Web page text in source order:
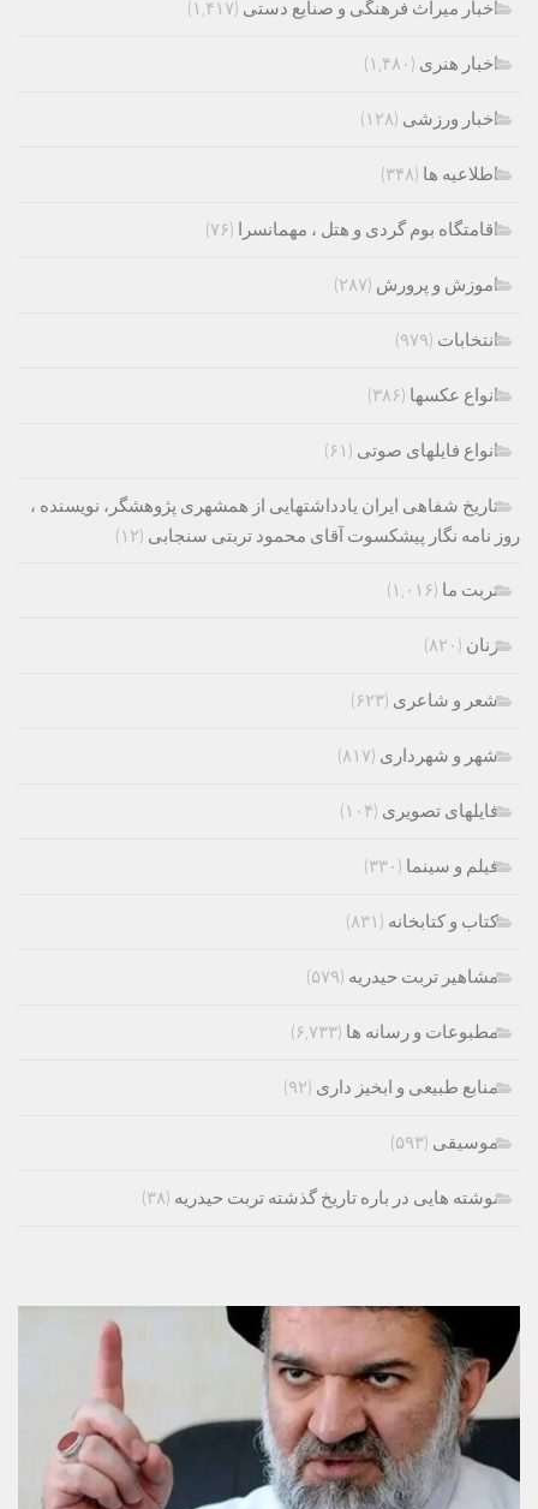
اخبار میراث فرهنگی و صنایع دستی (۱,۴۱۷)
اخبار هنری (۱,۴۸۰)
اخبار ورزشی (۱۲۸)
اطلاعیه ها (۳۴۸)
اقامتگاه بوم گردی و هتل ، مهمانسرا (۷۶)
اموزش و پرورش (۲۸۷)
انتخابات (۹۷۹)
انواع عکسها (۳۸۶)
انواع فایلهای صوتی (۶۱)
تاریخ شفاهی ایران یادداشتهایی از همشهری پژوهشگر، نویسنده ،
روز نامه نگار پیشکسوت آقای محمود تربتی سنجابی (۱۲)
تربت ما (۱,۰۱۶)
زنان (۸۲۰)
شعر و شاعری (۶۲۳)
شهر و شهرداری (۸۱۷)
فایلهای تصویری (۱۰۴)
فیلم و سینما (۳۳۰)
کتاب و کتابخانه (۸۳۱)
مشاهیر تربت حیدریه (۵۷۹)
مطبوعات و رسانه ها (۶,۷۳۳)
منابع طبیعی و ابخیز داری (۹۲)
موسیقی (۵۹۳)
نوشته هایی در باره تاریخ گذشته تربت حیدریه (۳۸)